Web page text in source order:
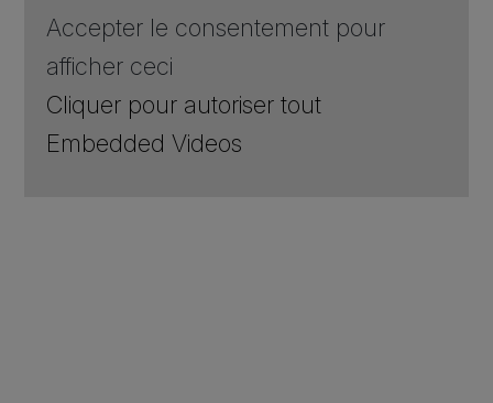
Accepter le consentement pour
afficher ceci
Cliquer pour autoriser tout
Embedded Videos